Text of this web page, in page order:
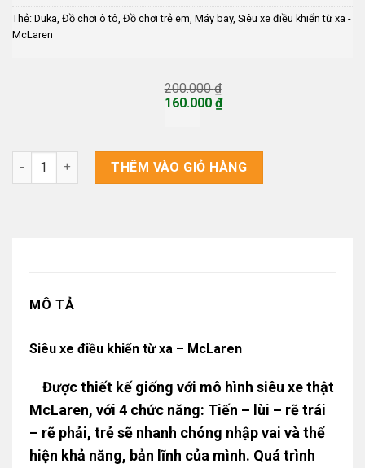
Thẻ: Duka, Đồ chơi ô tô, Đồ chơi trẻ em, Máy bay, Siêu xe điều khiển từ xa -
McLaren
200.000₫
Giá
160.000 ₫
là:
160.000 ₫.
Siêu xe điều khiển từ xa - McLaren số lượng
THÊM VÀO GIỎ HÀNG
MÔ TẢ
Siêu xe điều khiển từ xa – McLaren
Được thiết kế giống với mô hình siêu xe thật
McLaren, với 4 chức năng: Tiến – lùi – rẽ trái
– rẽ phải, trẻ sẽ nhanh chóng nhập vai và thể
hiện khả năng, bản lĩnh của mình. Quá trình